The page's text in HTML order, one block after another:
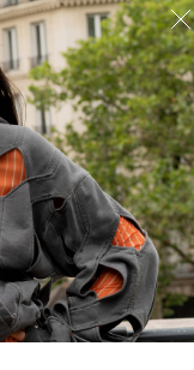
Оплата и доставка